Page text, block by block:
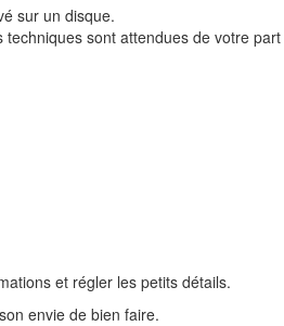
sur un disque.
sont attendues de votre part
et régler les petits détails.
envie de bien faire.